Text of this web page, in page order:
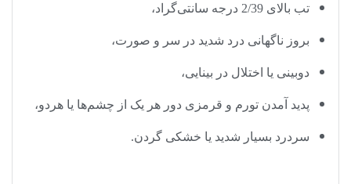
تب بالای 2/39 درجه سانتی‌گراد،
بروز ناگهانی درد شدید در سر و صورت،
دوبینی یا اختلال در بینایی،
پدید آمدن تورم و قرمزی دور هر یک از چشم‌ها یا هردو،
سردرد بسیار شدید یا خشکی گردن.